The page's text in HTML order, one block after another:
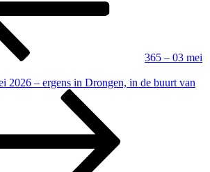
365 – 03 mei
2026 – ergens in Drongen, in de buurt van